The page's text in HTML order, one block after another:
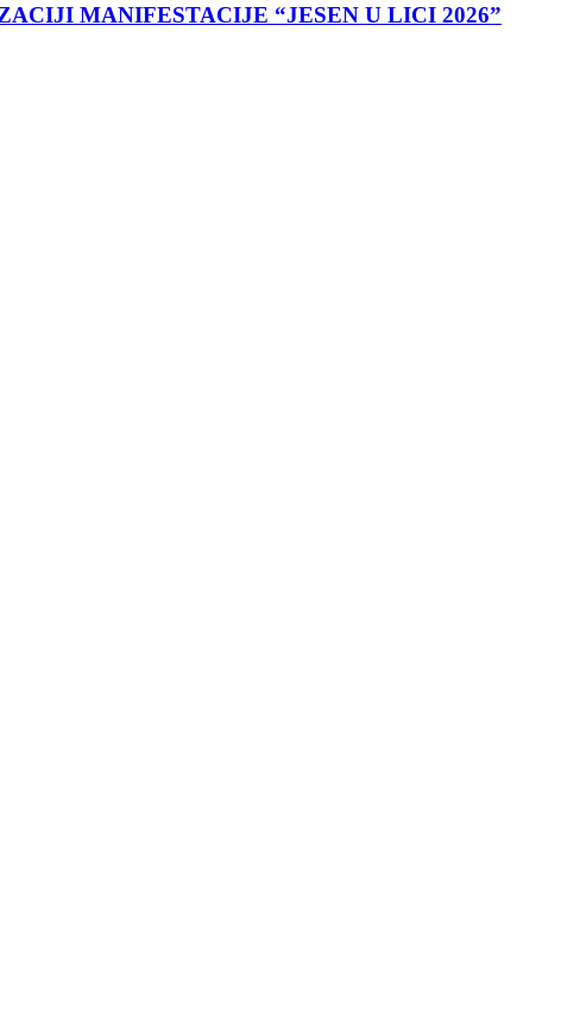
MANIFESTACIJE “JESEN U LICI 2026”